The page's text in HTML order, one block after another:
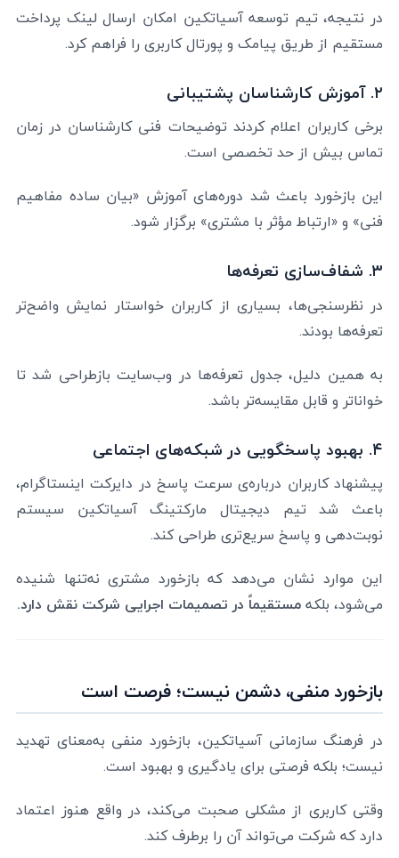
در نتیجه، تیم توسعه آسیاتکین امکان ارسال لینک پرداخت
مستقیم از طریق پیامک و پورتال کاربری را فراهم کرد.
۲. آموزش کارشناسان پشتیبانی
برخی کاربران اعلام کردند توضیحات فنی کارشناسان در زمان
تماس بیش از حد تخصصی است.
این بازخورد باعث شد دوره‌های آموزش «بیان ساده مفاهیم
فنی» و «ارتباط مؤثر با مشتری» برگزار شود.
۳. شفاف‌سازی تعرفه‌ها
در نظرسنجی‌ها، بسیاری از کاربران خواستار نمایش واضح‌تر
تعرفه‌ها بودند.
به همین دلیل، جدول تعرفه‌ها در وب‌سایت بازطراحی شد تا
خواناتر و قابل مقایسه‌تر باشد.
۴. بهبود پاسخگویی در شبکه‌های اجتماعی
پیشنهاد کاربران درباره‌ی سرعت پاسخ در دایرکت اینستاگرام،
باعث شد تیم دیجیتال مارکتینگ آسیاتکین سیستم
نوبت‌دهی و پاسخ سریع‌تری طراحی کند.
این موارد نشان می‌دهد که بازخورد مشتری نه‌تنها شنیده
می‌شود، بلکهمستقیماً در تصمیمات اجرایی شرکت نقش دارد.
بازخورد منفی، دشمن نیست؛ فرصت است
در فرهنگ سازمانی آسیاتکین، بازخورد منفی به‌معنای تهدید
نیست؛ بلکه فرصتی برای یادگیری و بهبود است.
وقتی کاربری از مشکلی صحبت می‌کند، در واقع هنوز اعتماد
دارد که شرکت می‌تواند آن را برطرف کند.